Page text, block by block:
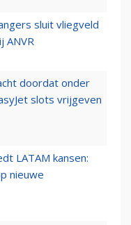
sluit vliegveld
ANVR
doordat onder
slots vrijgeven
LATAM kansen:
nieuwe